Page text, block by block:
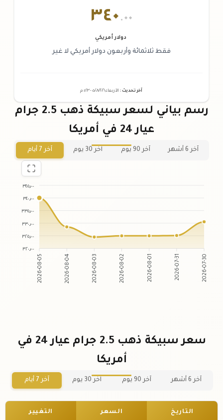
٣٤٠ .٠٠
دولار أمريكي
فقط ثلاثمائة وأربعون دولار أمريكي لا غير
آخر تحديث : الأربعاء ٠٥ /٠٨/٢٠٢٦ - ٠١:٢٣ م
رسم بياني لسعر سبيكة ذهب 2.5 جرام
عيار 24 في أمريكا
آخر 6 أشهر آخر 90 يوم آخر 30 يوم آخر 7 أيام
٣٤٥٫٠٠
٣٤٠٫٠٠
٣٣٥٫٠٠
٣٣٠٫٠٠
٣٢٥٫٠٠
٣٢٠٫٠٠
2026-08-05 2026-08-04 2026-08-03 2026-08-02 2026-08-01 2026-07-31 2026-07-30
سعر سبيكة ذهب 2.5 جرام عيار 24 في
أمريكا
آخر 6 أشهر آخر 90 يوم آخر 30 يوم آخر 7 أيام
التاريخ السعر التغيير